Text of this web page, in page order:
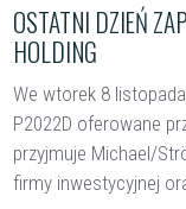
OSTATNI DZIEŃ
HOLDING
We wtorek 8
P2022D oferowane
przyjmuje Michael/
firmy inwestycyjnej